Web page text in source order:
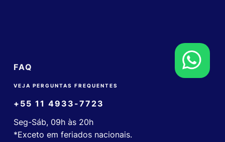
FAQ
VEJA PERGUNTAS FREQUENTES
+55 11 4933-7723
Seg-Sáb, 09h às 20h
*Exceto em feriados nacionais.